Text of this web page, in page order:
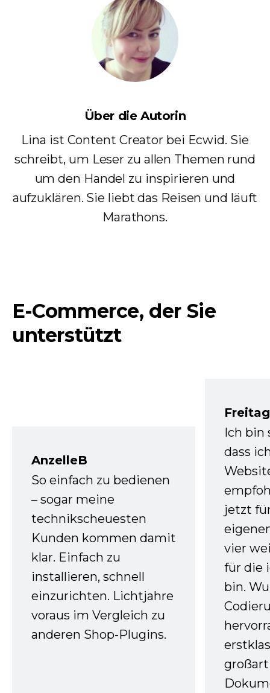
Über die Autorin
Lina ist Content Creator bei Ecwid. Sie
schreibt, um Leser zu allen Themen rund
um den Handel zu inspirieren und
aufzuklären. Sie liebt das Reisen und läuft
Marathons.
E-Commerce, der Sie
unterstützt
AnzelleB
So einfach zu bedienen
– sogar meine
technikscheuesten
Kunden kommen damit
klar. Einfach zu
installieren, schnell
einzurichten. Lichtjahre
voraus im Vergleich zu
anderen Shop-Plugins.
Ich bin
dass
jetzt
vier
für die
bin.